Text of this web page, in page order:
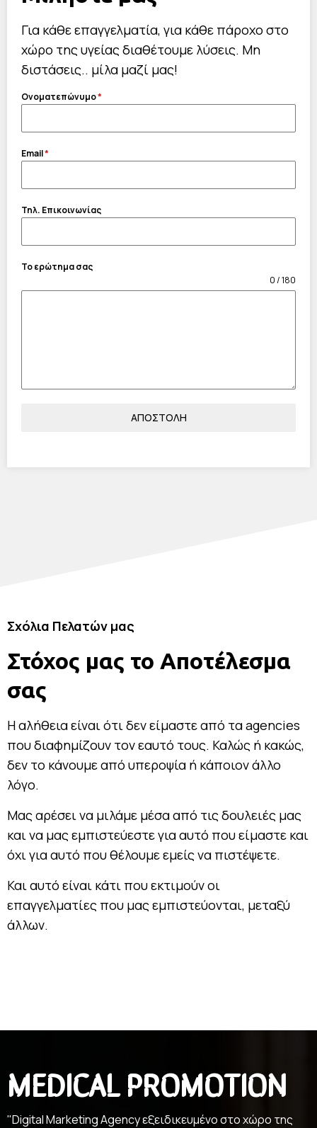
Για κάθε επαγγελματία, για κάθε πάροχο στο
χώρο της υγείας διαθέτουμε λύσεις. Μη
διστάσεις.. μίλα μαζί μας!
Ονοματεπώνυμο*
Email*
Τηλ. Επικοινωνίας
Το ερώτημα σας
0 / 180
ΑΠΟΣΤΟΛΗ
Σχόλια Πελατών μας
Στόχος μας το Αποτέλεσμα
σας
Η αλήθεια είναι ότι δεν είμαστε από τα agencies
που διαφημίζουν τον εαυτό τους. Καλώς ή κακώς,
δεν το κάνουμε από υπεροψία ή κάποιον άλλο
λόγο.
Μας αρέσει να μιλάμε μέσα από τις δουλειές μας
και να μας εμπιστεύεστε για αυτό που είμαστε και
όχι για αυτό που θέλουμε εμείς να πιστέψετε.
Και αυτό είναι κάτι που εκτιμούν οι
επαγγελματίες που μας εμπιστεύονται, μεταξύ
άλλων.
MEDICAL PROMOTION
"Digital Marketing Agency εξειδικευμένο στο χώρο της